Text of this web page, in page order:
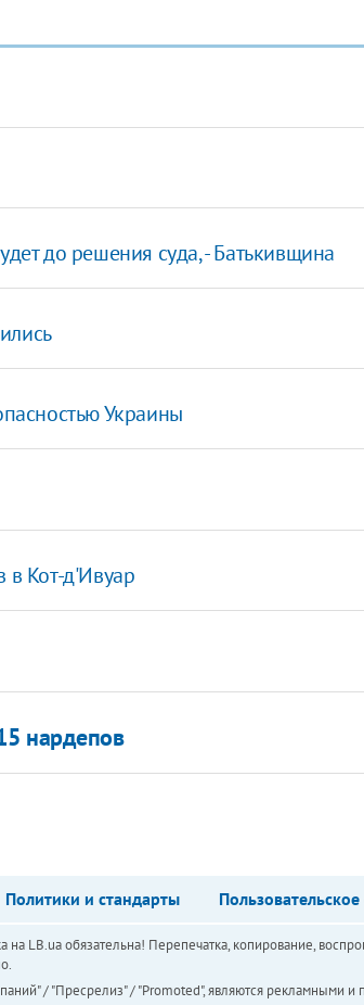
до решения суда, - Батькивщина
Украины
в Кот-д'Ивуар
нардепов
Политики и стандарты
LB.ua обязательна! Перепечатка, копирование,
/ "Пресрелиз" / "Promoted", являются рекламными и